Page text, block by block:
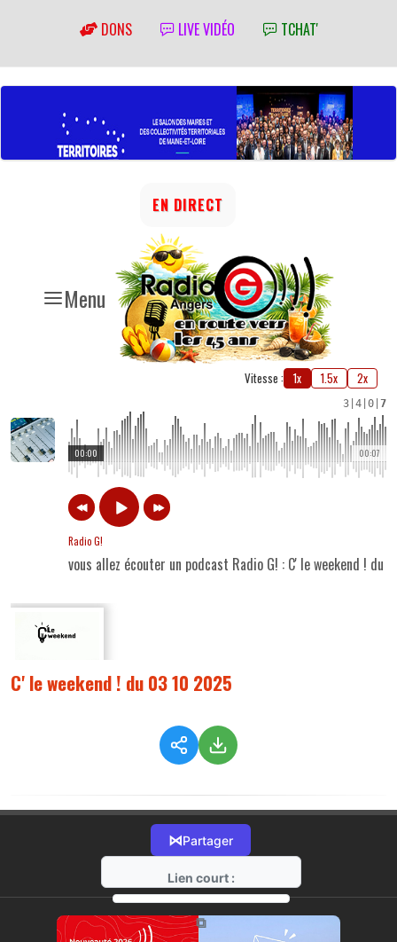
DONS LIVE VIDÉO TCHAT'
Menu
EN DIRECT
Vitesse : 1x 1.5x 2x
3 4 0 7
00:07
00:00
Radio G!
vous allez écouter un podcast Radio G! : C' le weekend ! du
C' le weekend ! du 03 10 2025
⋈Partager
Lien court :
https://radio-g.fr?18543
⧉